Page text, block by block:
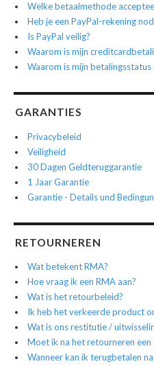
Welke betaalmethode
Heb je een PayPal-rekening
Is PayPal veilig?
Waarom is mijn
Waarom is mijn betalingsstatus
GARANTIES
Privacybeleid
Veiligheid
30 Dagen Geldteruggarantie
1 Jaar Garantie
Garantie - Details und
RETOURNEREN
Wat betekent RMA?
Hoe vraag ik een RMA aan?
Wat is het retourbeleid?
Ik heb het verkeerde product
Wat is ons restitutie /
Moet ik na het retourneren
Wanneer kan ik terugbetalen